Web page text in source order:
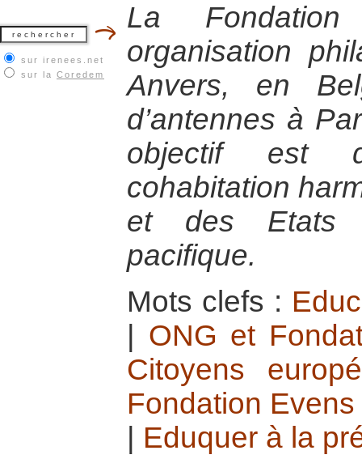
sur irenees.net
sur la Coredem
La
organisation
Anvers, en
d’antennes à
objectif est
cohabitation
et des Etats
pacifique.
Mots clefs :
ONG et
Citoyens
Fondation Evens
Eduquer à la